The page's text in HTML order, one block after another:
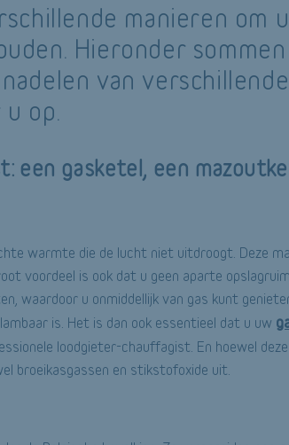
manieren om
Hieronder
van verschillende
op.
een gasketel, een
warmte die de lucht niet uitdroogt. Deze
voordeel is ook dat u geen aparte
waardoor u onmiddellijk van gas kunt
is. Het is dan ook essentieel dat u uw
loodgieter-chauffagist. En hoewel
broeikasgassen en stikstofoxide uit.